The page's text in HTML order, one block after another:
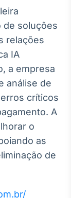
de soluções
relações
IA
a empresa
análise de
críticos
A
o
as
de